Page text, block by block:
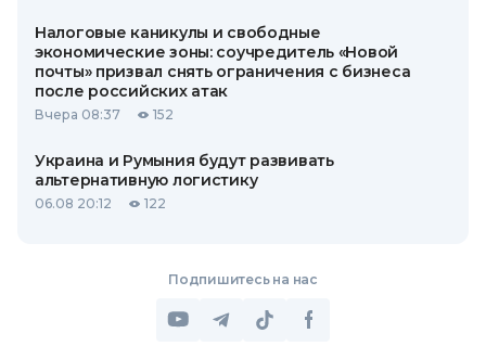
Налоговые каникулы и свободные
экономические зоны: соучредитель «Новой
почты» призвал снять ограничения с бизнеса
после российских атак
Вчера 08:37 152
Украина и Румыния будут развивать
альтернативную логистику
06.08 20:12 122
Подпишитесь на нас